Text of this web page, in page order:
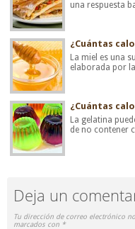
una respuesta
¿Cuántas
La miel es una
elaborada por
¿Cuántas
La gelatina
de no contener
Deja un
Tu dirección de correo electrónico
marcados con *